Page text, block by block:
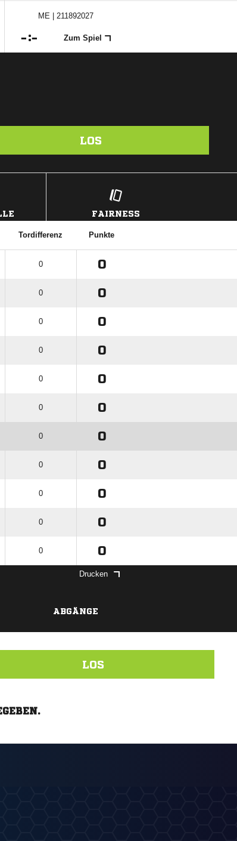
ME | 211892027
: Zum Spiel
LOS
FAIRNESS
Tordifferenz Punkte
0 0
0 0
0 0
0 0
0 0
0 0
0 0
0 0
0 0
0 0
0 0
Drucken
ABGÄNGE
LOS